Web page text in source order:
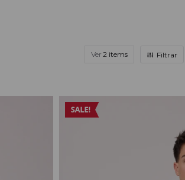
Ver